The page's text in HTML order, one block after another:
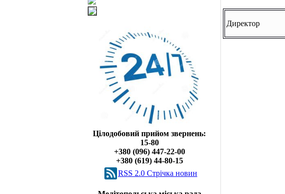
Цілодобовий прийом звернень:
15-80
+380 (096) 447-22-00
+380 (619) 44-80-15
RSS 2.0 Cтрічка новин
Директор